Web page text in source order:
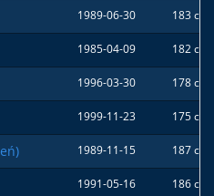
1989-06-30 183 cm
1985-04-09 182 cm
1996-03-30 178 cm
1999-11-23 175 cm
1989-11-15 187 cm
1991-05-16 186 cm